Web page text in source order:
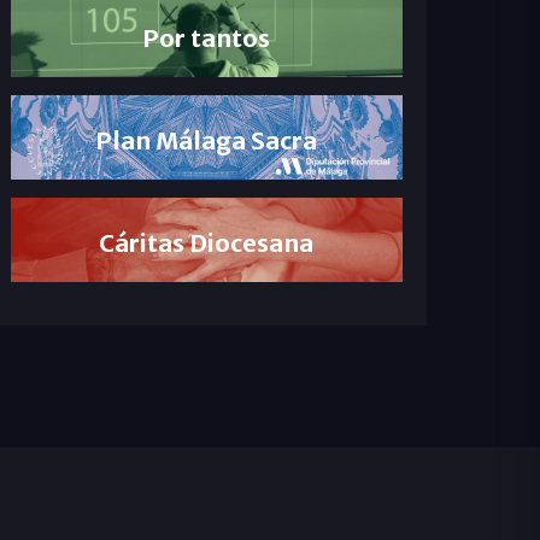
Por tantos
Plan Málaga Sacra
Cáritas Diocesana